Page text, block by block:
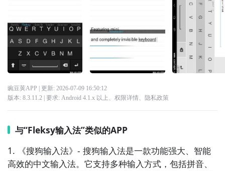
豌豆荚APP | 更新: 2026-07-09 16:50:12
版本: 8.3.11.2| 要求: Android 4.1.x 以上、 权限详情、 隐私政策
与“Fleksy输入法”类似的APP
1. 《搜狗输入法》- 搜狗输入法是一款功能强大、智能
高效的中文输入法。它支持多种输入方式，包括拼音、